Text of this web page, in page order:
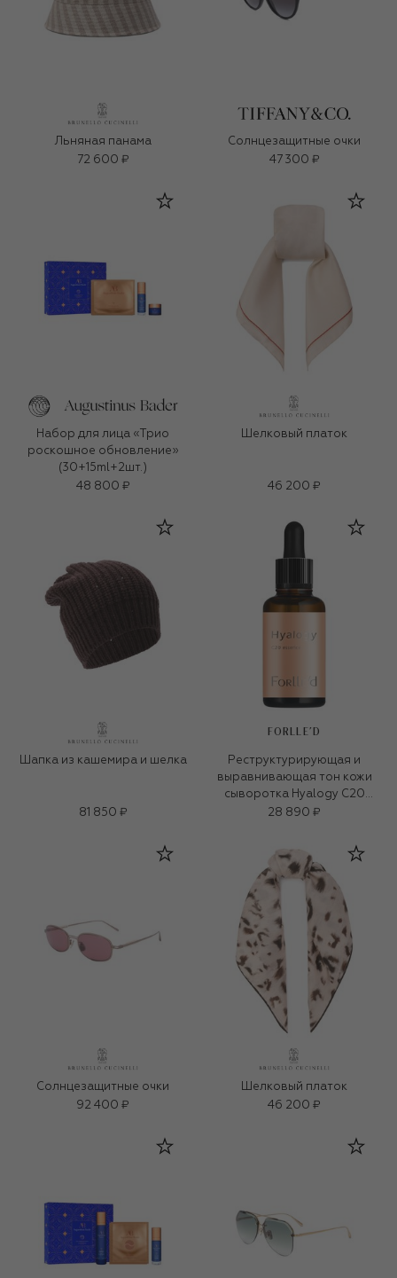
Льняная панама
72 600 ₽
Солнцезащитные очки
47 300 ₽
Набор для лица «Трио
роскошное обновление»
(30+15ml+2шт.)
48 800 ₽
Шелковый платок
46 200 ₽
Шапка из кашемира и шелка
81 850 ₽
FORLLE'D
Реструктурирующая и
выравнивающая тон кожи
сыворотка Hyalogy C20
(30ml)
28 890 ₽
Солнцезащитные очки
92 400 ₽
Шелковый платок
46 200 ₽